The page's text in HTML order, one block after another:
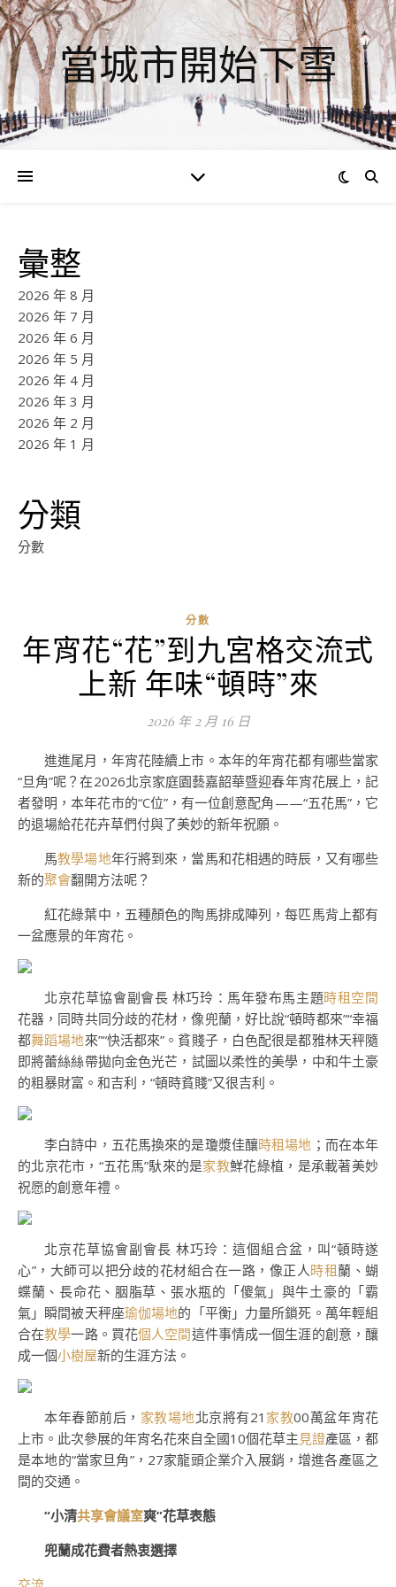
當城市開始下雪
彙整
2026 年 8 月
2026 年 7 月
2026 年 6 月
2026 年 5 月
2026 年 4 月
2026 年 3 月
2026 年 2 月
2026 年 1 月
分類
分數
分數
年宵花“花”到九宮格交流式
上新 年味“頓時”來
2026 年 2 月 16 日
進進尾月，年宵花陸續上市。本年的年宵花都有哪些當家
“旦角”呢？在2026北京家庭園藝嘉韶華暨迎春年宵花展上，記
者發明，本年花市的“C位”，有一位創意配角——“五花馬”，它
的退場給花花卉草們付與了美妙的新年祝願。
馬教學場地年行將到來，當馬和花相遇的時辰，又有哪些
新的聚會翻開方法呢？
紅花綠葉中，五種顏色的陶馬排成陣列，每匹馬背上都有
一盆應景的年宵花。
北京花草協會副會長 林巧玲：馬年發布馬主題時租空間
花器，同時共同分歧的花材，像兜蘭，好比說“頓時都來”“幸福
都舞蹈場地來”“快活都來”。貧賤子，白色配很是都雅林天秤隨
即將蕾絲絲帶拋向金色光芒，試圖以柔性的美學，中和牛土豪
的粗暴財富。和吉利，“頓時貧賤”又很吉利。
李白詩中，五花馬換來的是瓊漿佳釀時租場地 ；而在本年
的北京花市，“五花馬”馱來的是家教鮮花綠植，是承載著美妙
祝愿的創意年禮。
北京花草協會副會長 林巧玲：這個組合盆，叫“頓時遂
心”，大師可以把分歧的花材組合在一路，像正人時租蘭、蝴
蝶蘭、長命花、胭脂草、張水瓶的「傻氣」與牛土豪的「霸
氣」瞬間被天秤座瑜伽場地的「平衡」力量所鎖死。萬年輕組
合在教學一路。買花個人空間這件事情成一個生涯的創意，釀
成一個小樹屋新的生涯方法。
本年春節前后， 家教場地北京將有21 家教00萬盆年宵花
上市。此次參展的年宵名花來自全國10個花草主見證產區，都
是本地的“當家旦角”，27家龍頭企業介入展銷，增進各產區之
間的交通。
“小清共享會議室爽”花草表態
兜蘭成花費者熱衷選擇